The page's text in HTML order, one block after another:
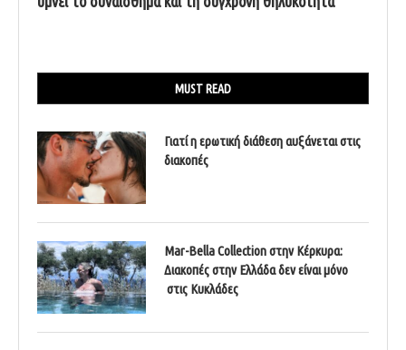
MUST READ
Γιατί η ερωτική διάθεση αυξάνεται στις
διακοπές
Mar-Bella Collection στην Κέρκυρα:
Διακοπές στην Ελλάδα δεν είναι μόνο
στις Κυκλάδες